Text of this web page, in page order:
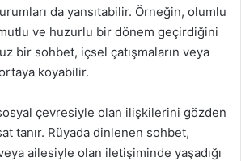
da yansıtabilir. Örneğin, olumlu
ve huzurlu bir dönem geçirdiğini
bir sohbet, içsel çatışmaların veya
ortaya koyabilir.
çevresiyle olan ilişkilerini gözden
tanır. Rüyada dinlenen sohbet,
ailesiyle olan iletişiminde yaşadığı